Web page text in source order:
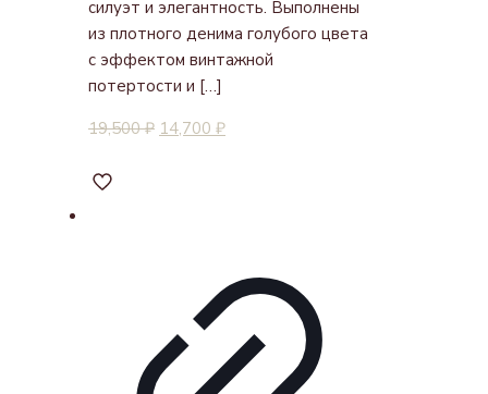
силуэт и элегантность. Выполнены
из плотного денима голубого цвета
с эффектом винтажной
потертости и […]
19,500₽ 14,700 ₽